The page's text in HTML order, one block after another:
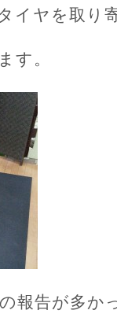
イヤを取り
す。
報告が多か